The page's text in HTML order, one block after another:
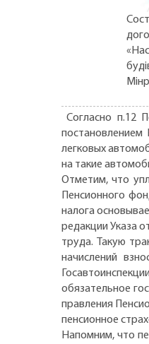
Согласно п.12
легковых
на такие
Отметим, что
Пенсионного
налога
редакции Указа
труда. Такую
начислений
обязательное
правления
пенсионное
Напомним, что